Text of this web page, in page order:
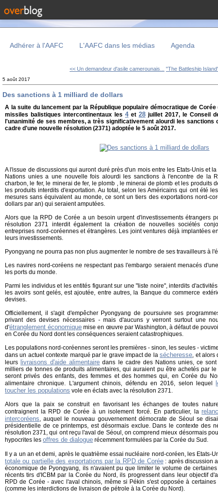
Adhérer à l'AAFC L'AAFC dans les médias Agenda
<< Un demandeur d'asile camerounais... "The Battleship
5 août 2017
Des sanctions à 1 milliard de dollars
A la suite du lancement par la République populaire démocratique de Corée
missiles balistiques intercontinentaux les 4et 28 juillet 2017, le Conseil
l'unanimité de ses membres, a très significativement alourdi les sanctions
cadre d'une nouvelle résolution (2371) adoptée le 5 août 2017.
A l'issue de discussions qui auront duré près d'un mois entre les Etats-Unis et
Nations unies a une nouvelle fois alourdi les sanctions à l'encontre de la
charbon, le fer, le minerai de fer, le plomb , le minerai de plomb et les produits
les produits interdits d'exportation. Au total, selon les Américains qui ont été
mesures sans équivalent au monde, ce sont un tiers des exportations nord-
dollars par an) qui seraient amputées.
Alors que la RPD de Corée a un besoin urgent d'investissements étrangers
résolution 2371 interdit également la création de nouvelles sociétés
entreprises nord-coréennes et étrangères. Les joint ventures déjà implantées
leurs investissements.
Pyongyang ne pourra pas non plus augmenter le nombre de ses travailleurs à
Les navires nord-coréens ne respectant pas l'embargo seraient menacés
les ports du monde.
Parmi les individus et les entités figurant sur une "liste noire", interdits
les avoirs sont gelés, est ajoutée, entre autres, la Banque du commerce
devises.
Officiellement, il s'agit d'empêcher Pyongyang de poursuivre ses
privant des devises nécessaires - mais d'aucuns y verront surtout une
d'étranglement économique mise en œuvre par Washington, à défaut de
en Corée du Nord dont les conséquences seraient catastrophiques.
Les populations nord-coréennes seront les premières - sinon, les seules -
dans un actuel contexte marqué par le grave impact de lasécheresse, et alors
leurs
livraisons d'aide alimentaire dans le cadre des Nations unies, ce
milliers de tonnes de produits alimentaires, qui auraient pu être achetés par
seront privés des enfants, des femmes et des hommes qui, en Corée du
alimentaire chronique. L'argument chinois, défendu en 2016, selon lequel
toucher les populations vole en éclats avec la résolution 2371.
Alors que la paix se construit en favorisant les échanges de toutes
contraignent la RPD de Corée à un isolement forcé. En particulier, la
intercoréens, auquel le nouveau gouvernement démocrate de Séoul se
présidentielle de ce printemps, est désormais exclue. Dans le contexte des
résolution 2371, qui ont reçu l'aval de Séoul, on comprend mieux désormais
hypocrites les offres de dialogue récemment formulées par la Corée du Sud.
Il y a un an et demi, après le quatrième essai nucléaire nord-coréen, les Etats-
totale ou partielle des exportations par la RPD de Corée: après discussion
économique de Pyongyang, ils n'avaient pu que limiter le volume de
récents tirs d'ICBM par la Corée du Nord, ils progressent dans leur objectif
RPD de Corée - avec l'aval chinois, même si Pékin s'est opposée à
(comme les interdictions de livraison de pétrole à la Corée du Nord).